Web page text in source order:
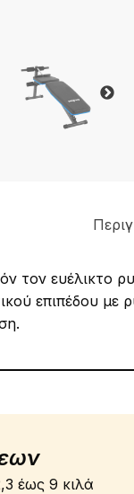
τον ευέλικτο
επιπέδου
έως 9 κιλά